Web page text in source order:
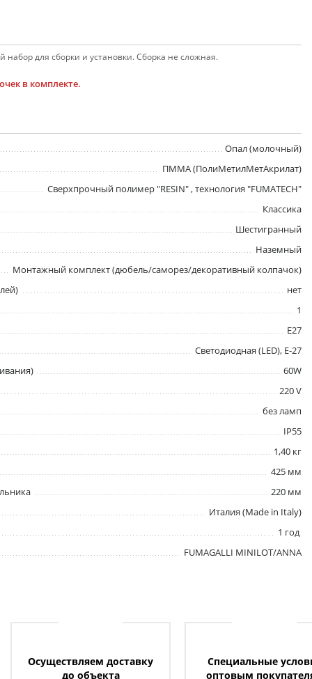
набор для сборки и установки. Сборка не сложная.
в комплекте.
Опал (молочный)
ПММА (ПолиМетилМетАкрилат)
Сверхпрочный полимер "RESIN" , технология "FUMATECH"
Классика
Шестигранный
Наземный
Монтажный комплект (дюбель/саморез/декоративный колпачок)
нет
1
E27
Светодиодная (LED), Е-27
60W
220 V
без ламп
IP55
1,40 кг
425 мм
220 мм
Италия (Made in Italy)
1 год
FUMAGALLI MINILOT/ANNA
Осуществляем доставку
до объекта
Специальные
оптовым